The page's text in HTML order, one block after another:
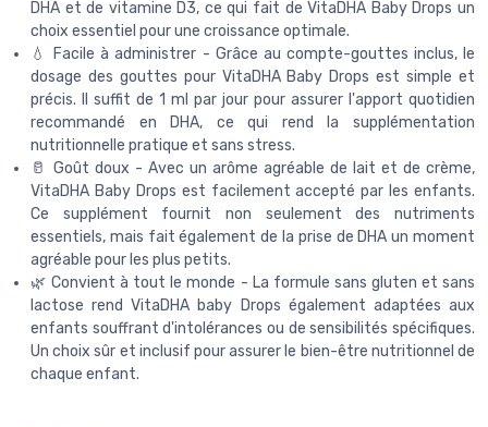
DHA et de vitamine D3, ce qui fait de VitaDHA Baby Drops un
choix essentiel pour une croissance optimale.
💧 Facile à administrer - Grâce au compte-gouttes inclus, le
dosage des gouttes pour VitaDHA Baby Drops est simple et
précis. Il suffit de 1 ml par jour pour assurer l'apport quotidien
recommandé en DHA, ce qui rend la supplémentation
nutritionnelle pratique et sans stress.
🥛 Goût doux - Avec un arôme agréable de lait et de crème,
VitaDHA Baby Drops est facilement accepté par les enfants.
Ce supplément fournit non seulement des nutriments
essentiels, mais fait également de la prise de DHA un moment
agréable pour les plus petits.
🌿 Convient à tout le monde - La formule sans gluten et sans
lactose rend VitaDHA baby Drops également adaptées aux
enfants souffrant d'intolérances ou de sensibilités spécifiques.
Un choix sûr et inclusif pour assurer le bien-être nutritionnel de
chaque enfant.